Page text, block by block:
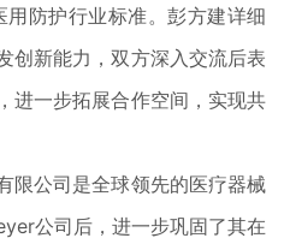
用防护行业标准。彭方建详细
创新能力，双方深入交流后表
进一步拓展合作空间，实现共
公司是全球领先的医疗器械
公司后，进一步巩固了其在